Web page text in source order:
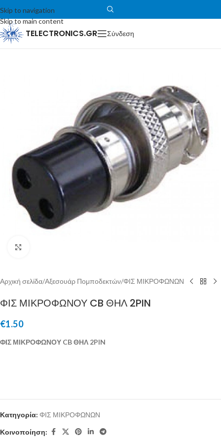
Skip to navigation
Skip to main content
TELECTRONICS.GR Σύνδεση
Αρχική σελίδα/Αξεσουάρ Πομποδεκτών/ΦΙΣ ΜΙΚΡΟΦΩΝΩΝ
ΦΙΣ ΜΙΚΡΟΦΩΝΟΥ CB ΘΗΛ 2PIN
€1.50
ΦΙΣ ΜΙΚΡΟΦΩΝΟΥ CB ΘΗΛ 2PIN
Κατηγορία: ΦΙΣ ΜΙΚΡΟΦΩΝΩΝ
Κοινοποίηση: